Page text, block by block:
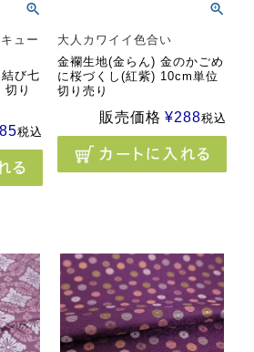
ュー
び七
り
税込
大人カワイイ色合い
金襴生地(金らん) 金のかごめ
に桜づくし(紅紫) 10cm単位
切り売り
販売価格 ¥288税込